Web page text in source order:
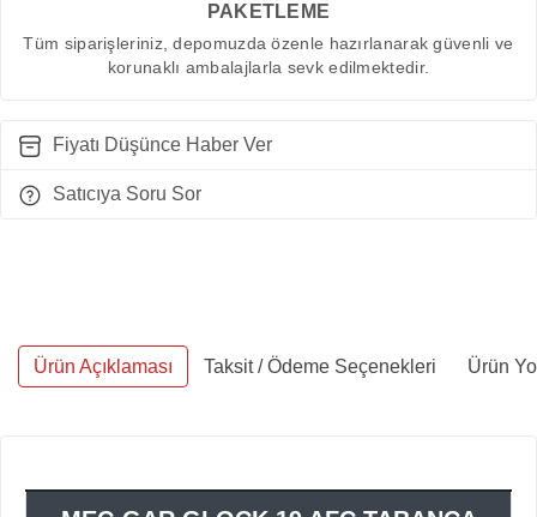
PAKETLEME
Tüm siparişleriniz, depomuzda özenle hazırlanarak güvenli ve
korunaklı ambalajlarla sevk edilmektedir.
Fiyatı Düşünce Haber Ver
Satıcıya Soru Sor
Ürün Açıklaması Taksit / Ödeme Seçenekleri Ürün